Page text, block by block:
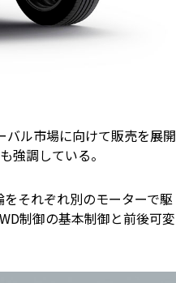
バル市場に向けて販売を展開
強調している。
それぞれ別のモーターで駆
制御の基本制御と前後可変